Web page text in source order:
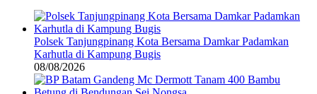
Polsek Tanjungpinang Kota Bersama Damkar Padamkan
Karhutla di Kampung Bugis
08/08/2026